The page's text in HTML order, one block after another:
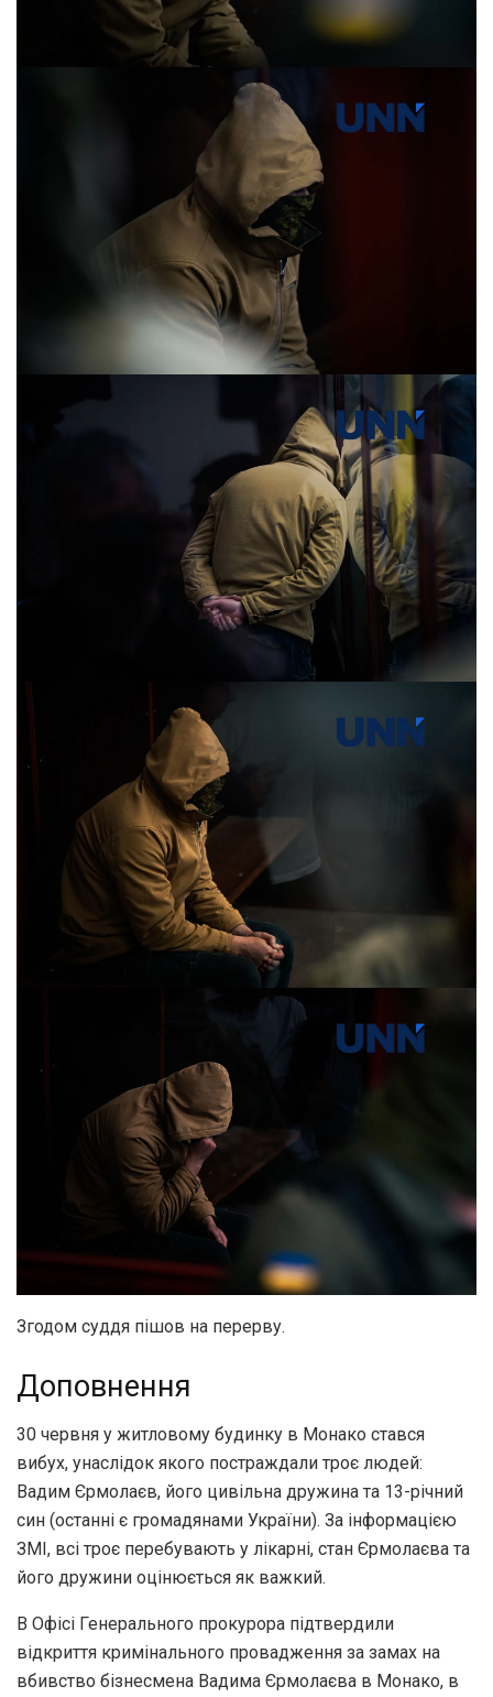
Згодом суддя пішов на перерву.
Доповнення
30 червня у житловому будинку в Монако стався
вибух, унаслідок якого постраждали троє людей:
Вадим Єрмолаєв, його цивільна дружина та 13-річний
син (останні є громадянами України). За інформацією
ЗМІ, всі троє перебувають у лікарні, стан Єрмолаєва та
його дружини оцінюється як важкий.
В Офісі Генерального прокурора підтвердили
відкриття кримінального провадження за замах на
вбивство бізнесмена Вадима Єрмолаєва в Монако, в